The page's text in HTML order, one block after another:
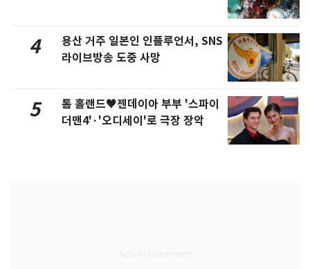
4
용산 거주 일본인 인플루언서, SNS
라이브방송 도중 사망
5
톰 홀랜드♥젠데이아 부부 '스파이
더맨4'·'오디세이'로 극장 장악